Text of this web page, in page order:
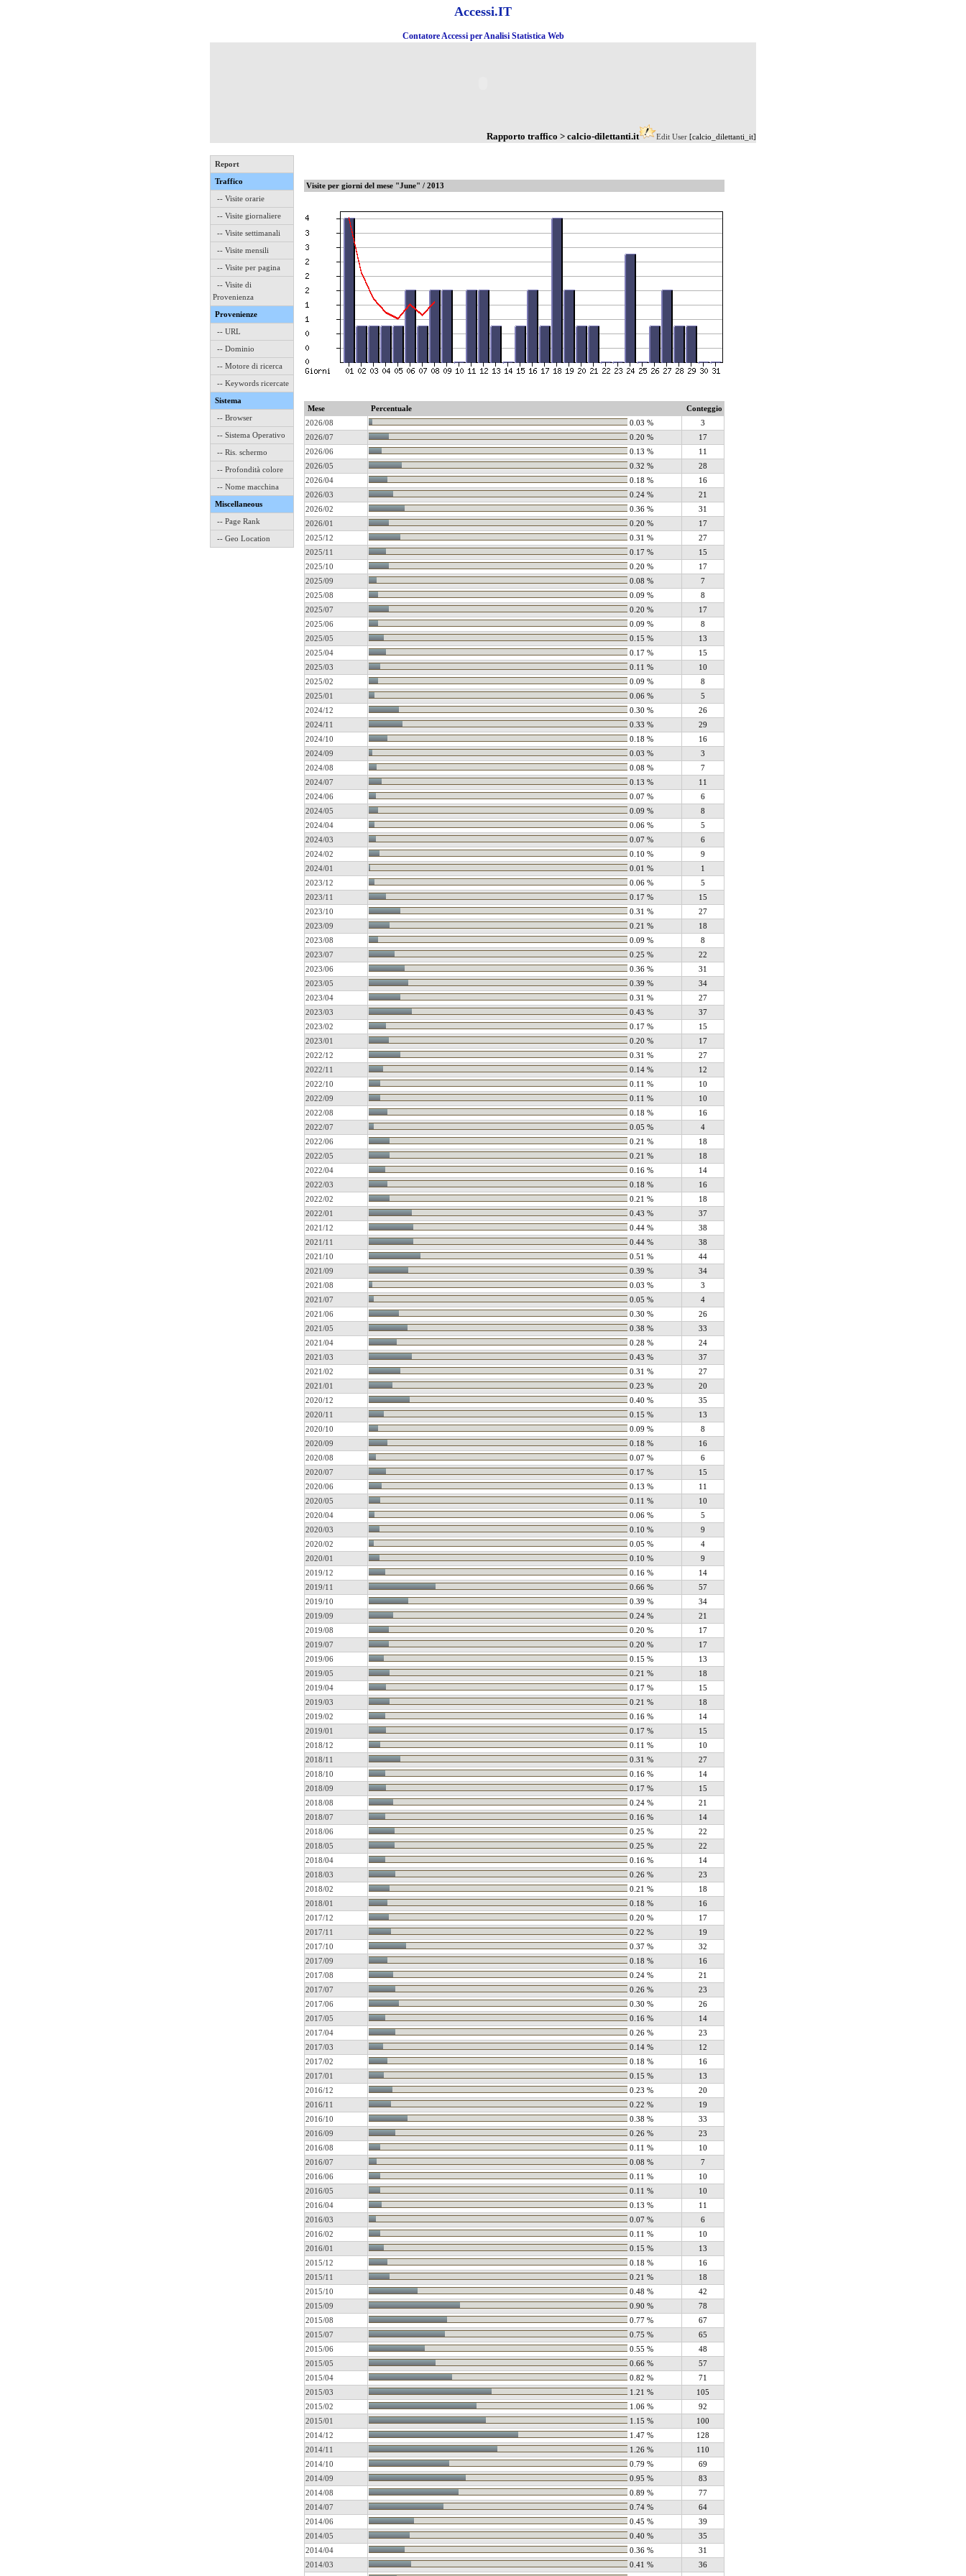
Accessi.IT
Contatore Accessi per Analisi Statistica Web
Rapporto traffico > calcio-dilettanti.it Edit User [calcio_dilettanti_it]
Report
Traffico
-- Visite orarie
-- Visite giornaliere
-- Visite settimanali
-- Visite mensili
-- Visite per pagina
-- Visite di
Provenienza
Provenienze
-- URL
-- Dominio
-- Motore di ricerca
-- Keywords ricercate
Sistema
-- Browser
-- Sistema Operativo
-- Ris. schermo
-- Profondità colore
-- Nome macchina
Miscellaneous
-- Page Rank
-- Geo Location
Visite per giorni del mese "June" / 2013
Mese Percentuale
Conteggio
2026/08
0.03 %
3
2026/07
0.20 %
17
2026/06
0.13 %
11
2026/05
0.32 %
28
2026/04
0.18 %
16
2026/03
0.24 %
21
2026/02
0.36 %
31
2026/01
0.20 %
17
2025/12
0.31 %
27
2025/11
0.17 %
15
2025/10
0.20 %
17
2025/09
0.08 %
7
2025/08
0.09 %
8
2025/07
0.20 %
17
2025/06
0.09 %
8
2025/05
0.15 %
13
2025/04
0.17 %
15
2025/03
0.11 %
10
2025/02
0.09 %
8
2025/01
0.06 %
5
2024/12
0.30 %
26
2024/11
0.33 %
29
2024/10
0.18 %
16
2024/09
0.03 %
3
2024/08
0.08 %
7
2024/07
0.13 %
11
2024/06
0.07 %
6
2024/05
0.09 %
8
2024/04
0.06 %
5
2024/03
0.07 %
6
2024/02
0.10 %
9
2024/01
0.01 %
1
2023/12
0.06 %
5
2023/11
0.17 %
15
2023/10
0.31 %
27
2023/09
0.21 %
18
2023/08
0.09 %
8
2023/07
0.25 %
22
2023/06
0.36 %
31
2023/05
0.39 %
34
2023/04
0.31 %
27
2023/03
0.43 %
37
2023/02
0.17 %
15
2023/01
0.20 %
17
2022/12
0.31 %
27
2022/11
0.14 %
12
2022/10
0.11 %
10
2022/09
0.11 %
10
2022/08
0.18 %
16
2022/07
0.05 %
4
2022/06
0.21 %
18
2022/05
0.21 %
18
2022/04
0.16 %
14
2022/03
0.18 %
16
2022/02
0.21 %
18
2022/01
0.43 %
37
2021/12
0.44 %
38
2021/11
0.44 %
38
2021/10
0.51 %
44
2021/09
0.39 %
34
2021/08
0.03 %
3
2021/07
0.05 %
4
2021/06
0.30 %
26
2021/05
0.38 %
33
2021/04
0.28 %
24
2021/03
0.43 %
37
2021/02
0.31 %
27
2021/01
0.23 %
20
2020/12
0.40 %
35
2020/11
0.15 %
13
2020/10
0.09 %
8
2020/09
0.18 %
16
2020/08
0.07 %
6
2020/07
0.17 %
15
2020/06
0.13 %
11
2020/05
0.11 %
10
2020/04
0.06 %
5
2020/03
0.10 %
9
2020/02
0.05 %
4
2020/01
0.10 %
9
2019/12
0.16 %
14
2019/11
0.66 %
57
2019/10
0.39 %
34
2019/09
0.24 %
21
2019/08
0.20 %
17
2019/07
0.20 %
17
2019/06
0.15 %
13
2019/05
0.21 %
18
2019/04
0.17 %
15
2019/03
0.21 %
18
2019/02
0.16 %
14
2019/01
0.17 %
15
2018/12
0.11 %
10
2018/11
0.31 %
27
2018/10
0.16 %
14
2018/09
0.17 %
15
2018/08
0.24 %
21
2018/07
0.16 %
14
2018/06
0.25 %
22
2018/05
0.25 %
22
2018/04
0.16 %
14
2018/03
0.26 %
23
2018/02
0.21 %
18
2018/01
0.18 %
16
2017/12
0.20 %
17
2017/11
0.22 %
19
2017/10
0.37 %
32
2017/09
0.18 %
16
2017/08
0.24 %
21
2017/07
0.26 %
23
2017/06
0.30 %
26
2017/05
0.16 %
14
2017/04
0.26 %
23
2017/03
0.14 %
12
2017/02
0.18 %
16
2017/01
0.15 %
13
2016/12
0.23 %
20
2016/11
0.22 %
19
2016/10
0.38 %
33
2016/09
0.26 %
23
2016/08
0.11 %
10
2016/07
0.08 %
7
2016/06
0.11 %
10
2016/05
0.11 %
10
2016/04
0.13 %
11
2016/03
0.07 %
6
2016/02
0.11 %
10
2016/01
0.15 %
13
2015/12
0.18 %
16
2015/11
0.21 %
18
2015/10
0.48 %
42
2015/09
0.90 %
78
2015/08
0.77 %
67
2015/07
0.75 %
65
2015/06
0.55 %
48
2015/05
0.66 %
57
2015/04
0.82 %
71
2015/03
1.21 %
105
2015/02
1.06 %
92
2015/01
1.15 %
100
2014/12
1.47 %
128
2014/11
1.26 %
110
2014/10
0.79 %
69
2014/09
0.95 %
83
2014/08
0.89 %
77
2014/07
0.74 %
64
2014/06
0.45 %
39
2014/05
0.40 %
35
2014/04
0.36 %
31
2014/03
0.41 %
36